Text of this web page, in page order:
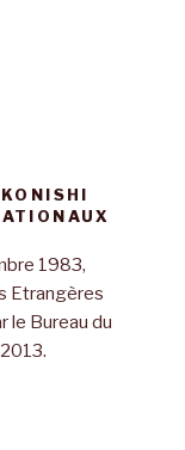
1983,
Etrangères
le Bureau du